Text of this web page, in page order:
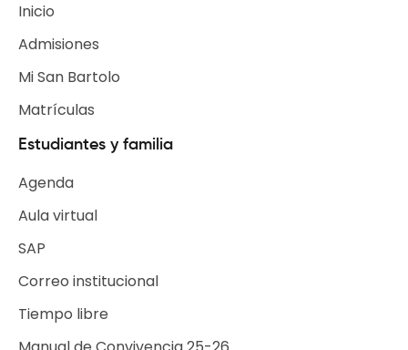
Inicio
Admisiones
Mi San Bartolo
Matrículas
Estudiantes y familia
Agenda
Aula virtual
SAP
Correo institucional
Tiempo libre
Escuelas de Tiempo Libre